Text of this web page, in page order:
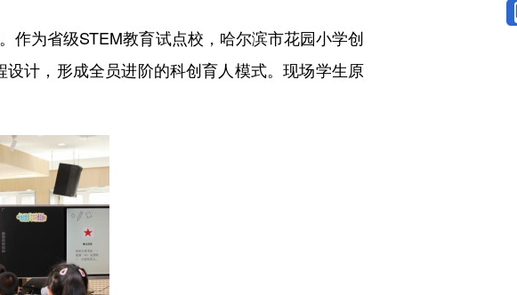
为省级STEM教育试点校，哈尔滨市花园小学创
计，形成全员进阶的科创育人模式。现场学生原